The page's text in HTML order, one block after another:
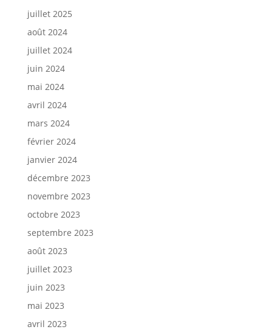
juillet 2025
août 2024
juillet 2024
juin 2024
mai 2024
avril 2024
mars 2024
février 2024
janvier 2024
décembre 2023
novembre 2023
octobre 2023
septembre 2023
août 2023
juillet 2023
juin 2023
mai 2023
avril 2023